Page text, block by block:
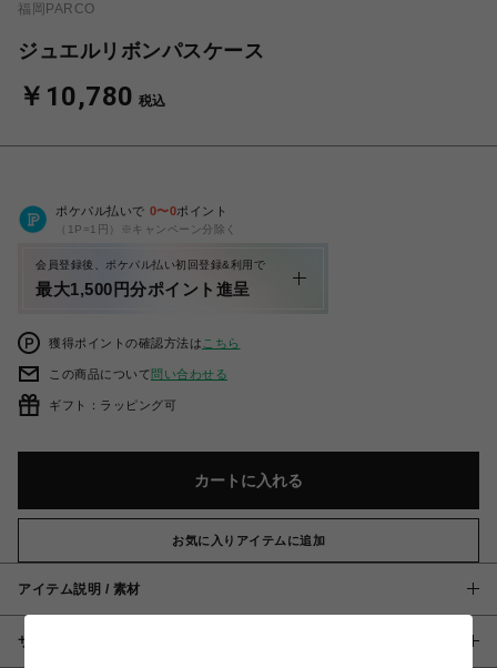
福岡PARCO
ジュエルリボンパスケース
￥10,780 税込
ポケパル払いで 0〜0ポイント
（1P=1円）※キャンペーン分除く
会員登録後、ポケパル払い初回登録&利用で
最大1,500円分ポイント進呈
獲得ポイントの確認方法は こちら
この商品について問い合わせる
ギフト：ラッピング可
カートに入れる
お気に入りアイテムに追加
アイテム説明 / 素材
サイズ